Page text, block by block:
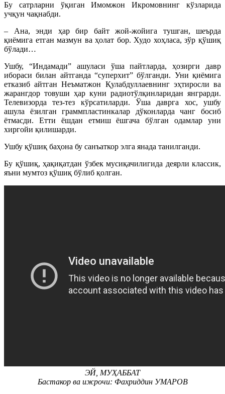
Бу сатрларни ўқиган Имомжон Икромовнинг кўзларида
учқун чақнабди.
– Ана, энди ҳар бир байт жой-жойига тушган, шеърда
қиёмига етган мазмун ва ҳолат бор. Худо хоҳласа, зўр қўшиқ
бўлади…
Ушбу, “Индамади” ашуласи ўша пайтларда, ҳозирги давр
ибораси билан айтганда “суперхит” бўлганди. Уни қиёмига
етказиб айтган Неъматжон Қулабдуллаевнинг эҳтиросли ва
жарангдор товуши ҳар куни радиотўлқинларидан янграрди.
Телевизорда тез-тез кўрсатиларди. Ўша даврга хос, ушбу
ашула ёзилган граммпластинкалар дўконларда чанг босиб
ётмасди. Етти ёшдан етмиш ёшгача бўлган одамлар уни
хиргойи қилишарди.
Ушбу қўшиқ баҳона бу санъаткор элга янада танилганди.
Бу қўшиқ, ҳақиқатдан ўзбек мусиқачилигида деярли классик,
яъни мумтоз қўшиқ бўлиб қолган.
ЭЙ, МУҲАББАТ
Бастакор ва ижрочи: Фахриддин УМАРОВ